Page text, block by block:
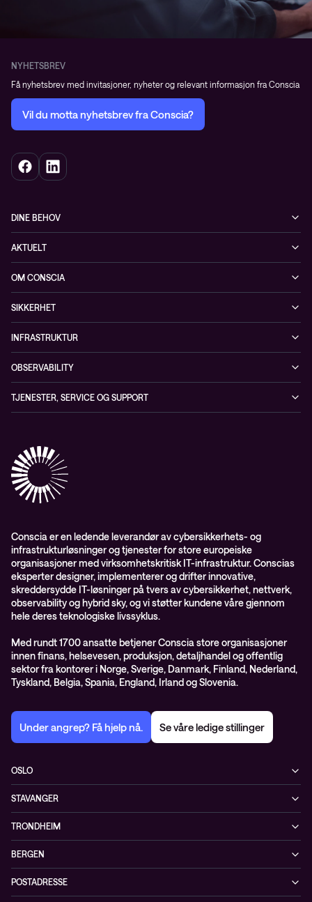
NYHETSBREV
Få nyhetsbrev med invitasjoner, nyheter og relevant informasjon fra Conscia
Vil du motta nyhetsbrev fra Conscia?
DINE BEHOV
Sikkerhet
Observability
Tjenester, service og support
AKTUELT
Referanser
Whitepapers
Blogg
Nyheter
OM CONSCIA
Ansatte
Partnere
Presserom
Aktsomhetsvurdering
SIKKERHET
Sikkerhetsløsninger
Conscia ThreatInsights
INFRASTRUKTUR
Løsninger
OBSERVABILITY
TJENESTER, SERVICE OG SUPPORT
Conscia Education Services
Conscia er en ledende leverandør av cybersikkerhets- og
infrastrukturløsninger og tjenester for store europeiske
organisasjoner med virksomhetskritisk IT-infrastruktur. Conscias
eksperter designer, implementerer og drifter innovative,
skreddersydde IT-løsninger på tvers av cybersikkerhet, nettverk,
observability og hybrid sky, og vi støtter kundene våre gjennom
hele deres teknologiske livssyklus.
Med rundt 1700 ansatte betjener Conscia store organisasjoner
innen finans, helsevesen, produksjon, detaljhandel og offentlig
sektor fra kontorer i Norge, Sverige, Danmark, Finland, Nederland,
Tyskland, Belgia, Spania, England, Irland og Slovenia.
Under angrep? Få hjelp nå. Se våre ledige stillinger
OSLO
0185 Oslo
Norge
STAVANGER
4020 Stavanger
Norge
TRONDHEIM
7069 Trondheim
Norge
BERGEN
5014 Bergen
POSTADRESSE